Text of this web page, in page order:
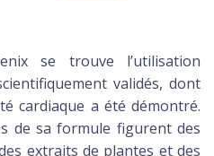
se trouve l’utilisation
validés, dont
cardiaque a été démontré.
de sa formule figurent des
extraits de plantes et des